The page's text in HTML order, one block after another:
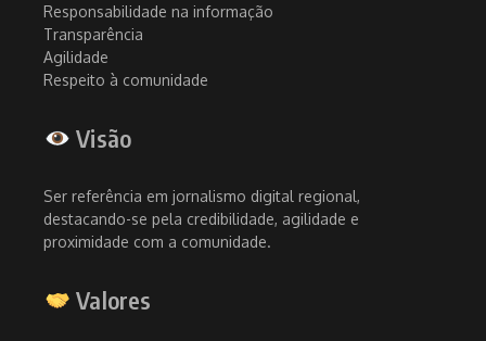
Responsabilidade na informação
Transparência
Agilidade
Respeito à comunidade
Visão
Ser referência em jornalismo digital regional,
destacando-se pela credibilidade, agilidade e
proximidade com a comunidade.
Valores